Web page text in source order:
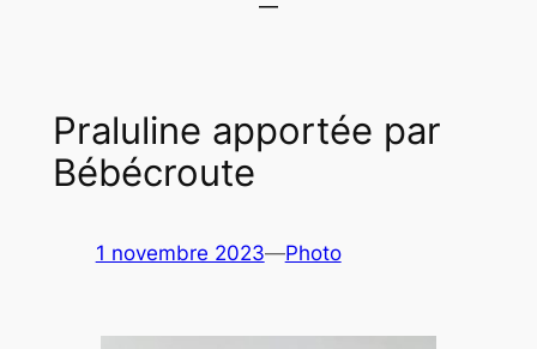
Praluline apportée par
Bébécroute
1 novembre 2023—Photo